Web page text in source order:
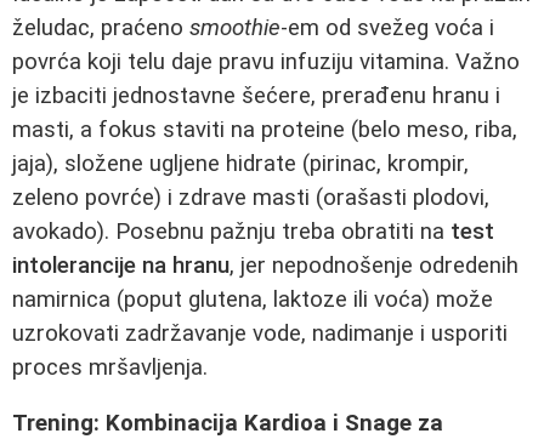
želudac, praćeno smoothie-em od svežeg voća i
povrća koji telu daje pravu infuziju vitamina. Važno
je izbaciti jednostavne šećere, prerađenu hranu i
masti, a fokus staviti na proteine (belo meso, riba,
jaja), složene ugljene hidrate (pirinac, krompir,
zeleno povrće) i zdrave masti (orašasti plodovi,
avokado). Posebnu pažnju treba obratiti na test
intolerancije na hranu, jer nepodnošenje odredenih
namirnica (poput glutena, laktoze ili voća) može
uzrokovati zadržavanje vode, nadimanje i usporiti
proces mršavljenja.
Trening: Kombinacija Kardioa i Snage za